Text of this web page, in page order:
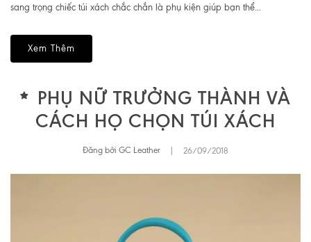
sang trọng chiếc túi xách chắc chắn là phụ kiện giúp bạn thể...
Xem Thêm
PHỤ NỮ TRƯỞNG THÀNH VÀ
CÁCH HỌ CHỌN TÚI XÁCH
Đăng bởi GC Leather 26/09/2018